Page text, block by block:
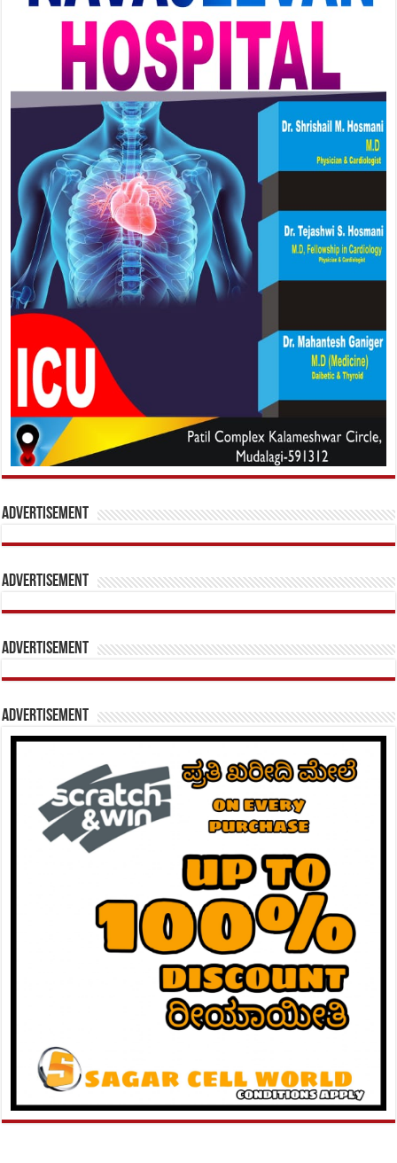
Advertisement
Advertisement
Advertisement
Advertisement